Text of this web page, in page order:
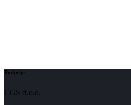
Podjetje
CGS d.o.o.